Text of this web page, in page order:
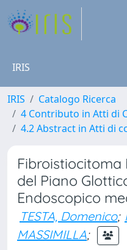
IRIS
IRIS
Catalogo Ricerca
4 Contributo in Atti di
4.2 Abstract in Atti di
del Piano
Endoscopico
TESTA, Domenico;
MASSIMILLA;